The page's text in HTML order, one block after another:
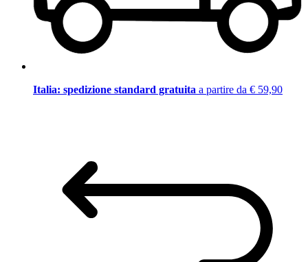
Italia: spedizione standard gratuita a partire da € 59,90